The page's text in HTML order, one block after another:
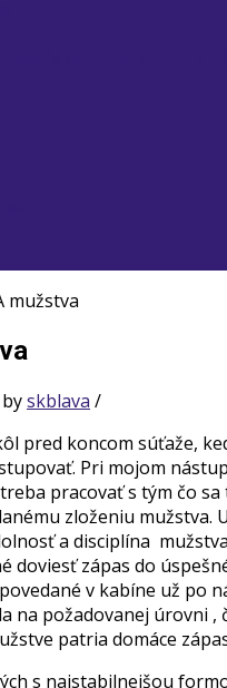
mužstva
byskblava /
pred koncom súťaže,
Pri mojom
pracovať s tým čo
zloženiu mužstva.
a disciplína
doviesť zápas do
v kabíne už po
na požadovanej úrovni
patria domáce
s najstabilnejšou